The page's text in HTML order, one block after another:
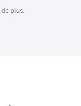
de plus.